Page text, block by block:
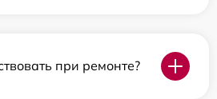
при ремонте?